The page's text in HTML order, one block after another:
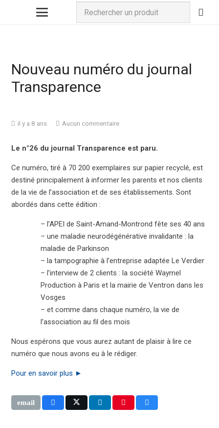
Nouveau numéro du journal
Transparence
il y a 8 ans Aucun commentaire
Le n°26 du journal Transparence est paru.
Ce numéro, tiré à 70 200 exemplaires sur papier recyclé, est
destiné principalement à informer les parents et nos clients
de la vie de l’association et de ses établissements. Sont
abordés dans cette édition :
– l’APEI de Saint-Amand-Montrond fête ses 40 ans
– une maladie neurodégénérative invalidante : la
maladie de Parkinson
– la tampographie à l’entreprise adaptée Le Verdier
– l’interview de 2 clients : la société Waymel
Production à Paris et la mairie de Ventron dans les
Vosges
– et comme dans chaque numéro, la vie de
l’association au fil des mois
Nous espérons que vous aurez autant de plaisir à lire ce
numéro que nous avons eu à le rédiger.
Pour en savoir plus ►